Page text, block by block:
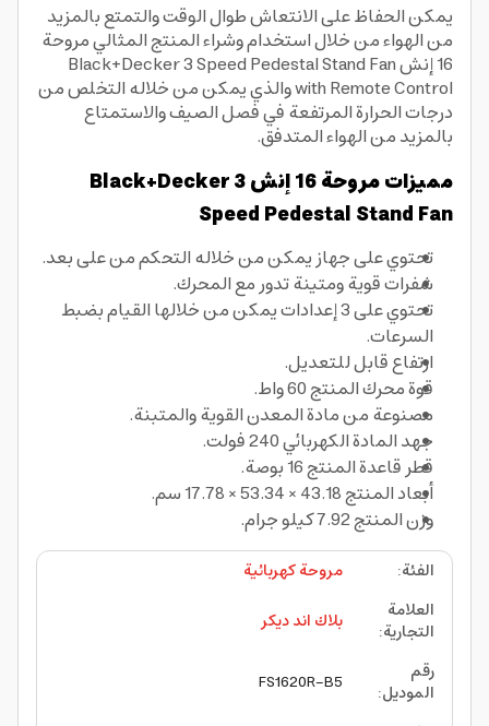
يمكن الحفاظ على الانتعاش طوال الوقت والتمتع بالمزيد
من الهواء من خلال استخدام وشراء المنتج المثالي مروحة
16 إنش Black+Decker 3 Speed Pedestal Stand Fan
with Remote Control والذي يمكن من خلاله التخلص من
درجات الحرارة المرتفعة في فصل الصيف والاستمتاع
بالمزيد من الهواء المتدفق.
مميزات مروحة 16 إنش Black+Decker 3
Speed Pedestal Stand Fan
تحتوي على جهاز يمكن من خلاله التحكم من على بعد.
شفرات قوية ومتينة تدور مع المحرك.
تحتوي على 3 إعدادات يمكن من خلالها القيام بضبط
السرعات.
ارتفاع قابل للتعديل.
قوة محرك المنتج 60 واط.
مصنوعة من مادة المعدن القوية والمتبنة.
جهد المادة الكهربائي 240 فولت.
قطر قاعدة المنتج 16 بوصة.
أبعاد المنتج 43.18 × 53.34 × 17.78 سم.
وزن المنتج 7.92 كيلو جرام.
الفئة:
مروحة كهربائية
العلامة
التجارية:
بلاك اند ديكر
رقم
الموديل:
FS1620R-B5